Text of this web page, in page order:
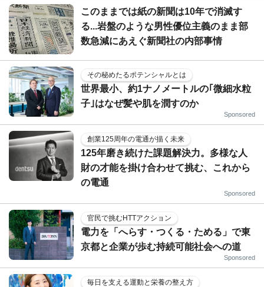
このままでは紙の新聞は10年で消滅す
る...岩盤のような男性優位主義のまま部
数急減にあえぐ新聞社の内部事情
その秘めたるポテンシャルとは
世界最小、約1ナノメートルの｢微細水粒
子｣はなぜ髪や肌を潤すのか
Sponsored
創業125周年の電通が描く未来
125年磨き続けた課題解決力。多様な人
財の才能を掛け合わせて挑む、これから
の電通
Sponsored
官民で挑むHTTアクション
電力を「へらす・つくる・ためる」で東
京都と企業が歩む持続可能社会への道
Sponsored
毎日を支える運動と栄養の整え方